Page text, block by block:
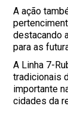
A ação
destacando
para as
A Linha 7-
tradicionais
importante
cidades da